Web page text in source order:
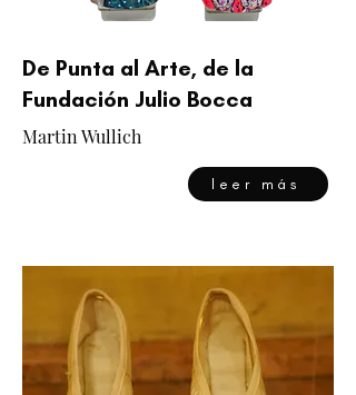
De Punta al Arte, de la
Fundación Julio Bocca
Martin Wullich
leer más